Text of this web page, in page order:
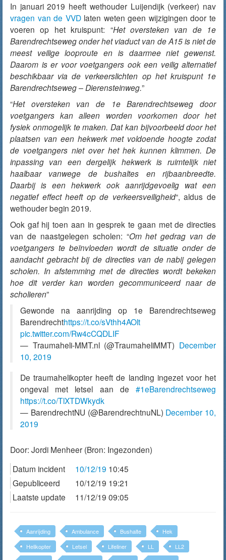
In januari 2019 heeft wethouder Luijendijk (verkeer) nav
vragen van de VVDlaten weten geen wijzigingen door te
voeren op het kruispunt: “Het oversteken van de 1e
Barendrechtseweg onder het viaduct van de A15 is niet de
meest veilige looproute en is daarmee niet gewenst.
Daarom is er voor voetgangers ook een veilig alternatief
beschikbaar via de verkeerslichten op het kruispunt 1e
Barendrechtseweg – Dierensteinweg.”
“Het oversteken van de 1e Barendrechtseweg door
voetgangers kan alleen worden voorkomen door het
fysiek onmogelijk te maken. Dat kan bijvoorbeeld door het
plaatsen van een hekwerk met voldoende hoogte zodat
de voetgangers niet over het hek kunnen klimmen. De
inpassing van een dergelijk hekwerk is ruimtelijk niet
haalbaar vanwege de bushaltes en rijbaanbreedte.
Daarbij is een hekwerk ook aanrijdgevoelig wat een
negatief effect heeft op de verkeersveiligheid“, aldus de
wethouder begin 2019.
Ook gaf hij toen aan in gesprek te gaan met de directies
van de naastgelegen scholen: “Om het gedrag van de
voetgangers te beïnvloeden wordt de situatie onder de
aandacht gebracht bij de directies van de nabij gelegen
scholen. In afstemming met de directies wordt bekeken
hoe dit verder kan worden gecommuniceerd naar de
scholieren”
Gewonde na aanrijding op 1e Barendrechtseweg
Barendrechthttps://t.co/sVthh4AOlt
pic.twitter.com/Rw4cCQDLIF
— Traumaheli-MMT.nl (@TraumaheliMMT) December
10, 2019
De traumahelikopter heeft de landing ingezet voor het
ongeval met letsel aan de #1eBarendrechtseweg
https://t.co/TlXTDWkydk
— BarendrechtNU (@BarendrechtnuNL) December 10,
2019
Door: Jordi Menheer (Bron: Ingezonden)
Datum incident
10/12/19 10:45
Gepubliceerd
10/12/19 19:21
Laatste update
11/12/19 09:05
Aanrijding Ambulance Bushalte
Hek
Helikopter
Letsel Lifeliner LL
LL2